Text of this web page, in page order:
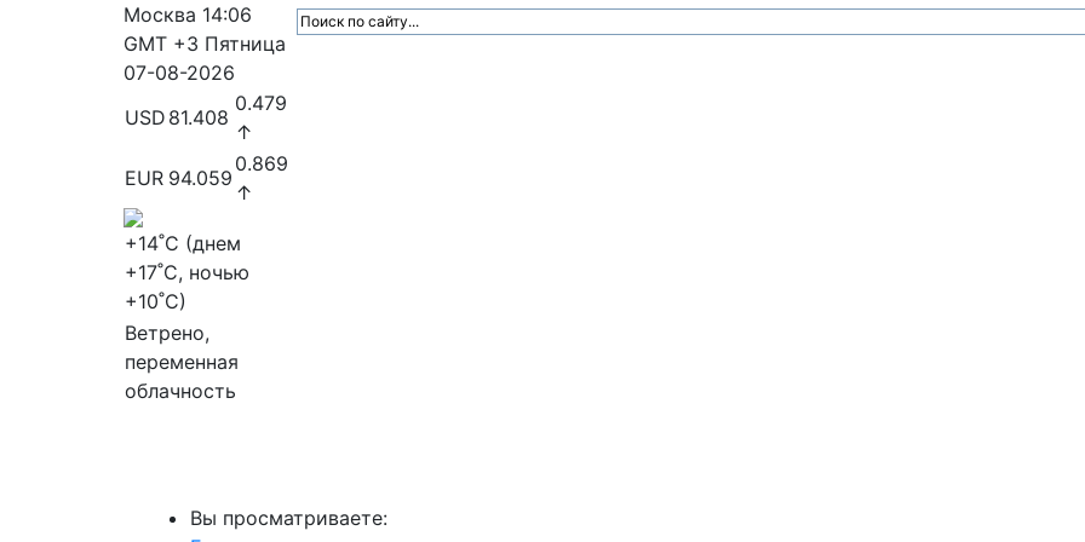
Москва 14:06
GMT +3 Пятница
07-08-2026
USD 81.408
0.479
↑
EUR 94.059
0.869
↑
+14˚C (днем
+17˚C, ночью
+10˚C)
Ветрено,
переменная
облачность
Вы просматриваете: